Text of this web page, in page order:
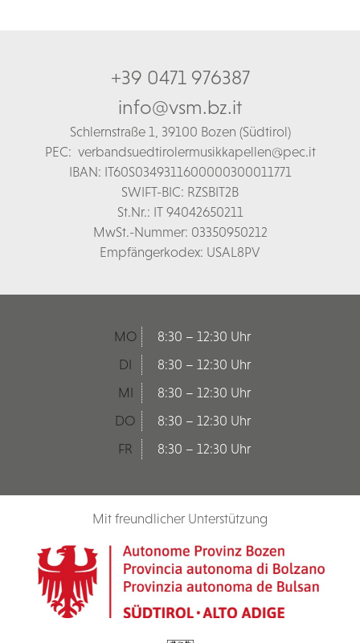
+39 0471 976387
info@vsm.bz.it
Schlernstraße 1, 39100 Bozen (Südtirol)
PEC: verbandsuedtirolermusikkapellen@pec.it
IBAN: IT60S0349311600000300011771
SWIFT-BIC: RZSBIT2B
St.Nr.: IT 94042650211
MwSt.-Nummer: 03350950212
Empfängerkodex: USAL8PV
MO
8:30 – 12:30 Uhr
DI
8:30 – 12:30 Uhr
MI
8:30 – 12:30 Uhr
DO
8:30 – 12:30 Uhr
FR
8:30 – 12:30 Uhr
Mit freundlicher Unterstützung